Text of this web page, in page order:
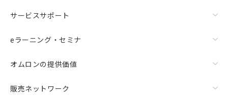
サービスサポート
eラーニング・セミナ
オムロンの提供価値
販売ネットワーク